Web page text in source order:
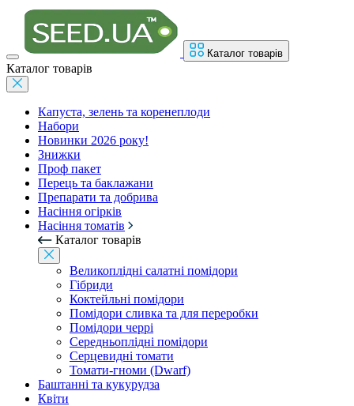
Каталог товарів
Каталог товарів
Капуста, зелень та коренеплоди
Набори
Новинки 2026 року!
Знижки
Проф пакет
Перець та баклажани
Препарати та добрива
Насіння огірків
Насіння томатів
Каталог товарів
Великоплідні салатні помідори
Гібриди
Коктейльні помідори
Помідори сливка та для переробки
Помідори черрі
Середньоплідні помідори
Серцевидні томати
Томати-гноми (Dwarf)
Баштанні та кукурудза
Квіти